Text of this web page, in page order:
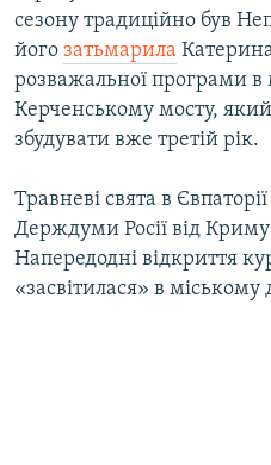
сезону традиційно був
його затьмарила
розважальної програми в
Керченському мосту, який
збудувати вже третій рік.
Травневі свята в
Держдуми Росії від Криму
Напередодні відкриття
«засвітилася» в міському